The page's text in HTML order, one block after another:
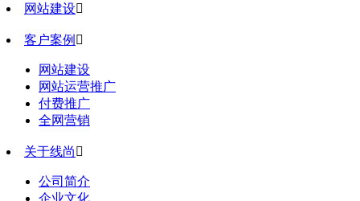
网站建设
客户案例 
网站建设
网站运营推广
付费推广
全网营销
关于线尚 
公司简介
企业文化